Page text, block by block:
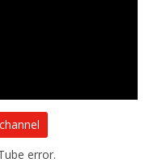
error.